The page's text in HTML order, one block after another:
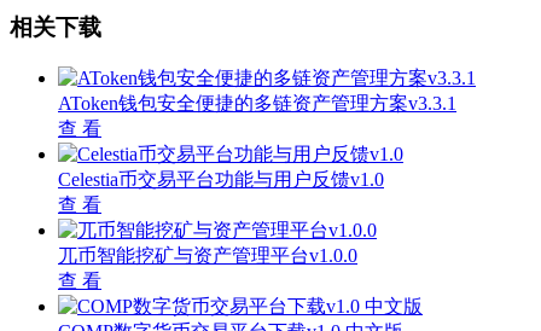
相关下载
AToken钱包安全便捷的多链资产管理方案v3.3.1
查 看
Celestia币交易平台功能与用户反馈v1.0
查 看
兀币智能挖矿与资产管理平台v1.0.0
查 看